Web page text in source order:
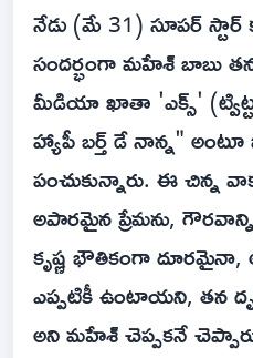
నేడు (మే 31) సూపర్
సందర్భంగా మహేశ్ బాబు
మీడియా ఖాతా 'ఎక్స్'
హ్యాపీ బర్త్ డే నాన్న"
పంచుకున్నారు. ఈ చిన్న
అపారమైన ప్రేమను,
కృష్ణ భౌతికంగా
ఎప్పటికీ ఉంటాయని, తన
అని మహేశ్ చెప్పకనే